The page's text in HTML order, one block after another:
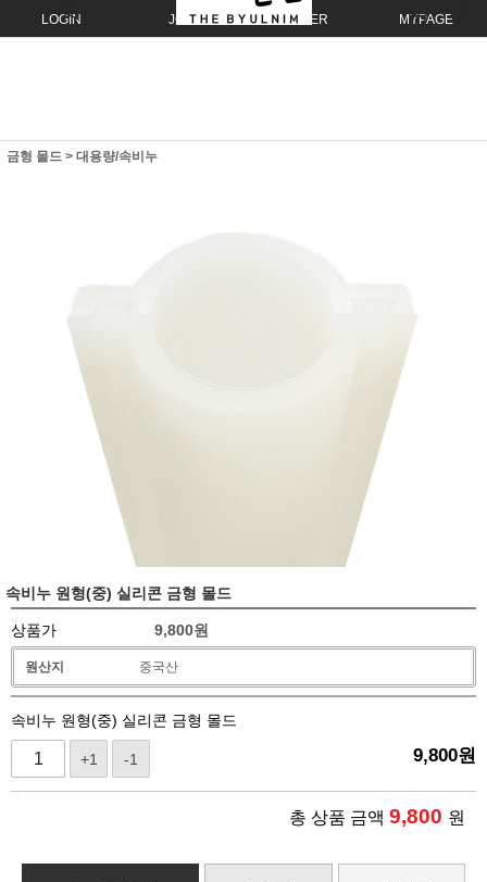
LOGIN JOIN ORDER MYPAGE
금형 몰드 > 대용량/속비누
속비누 원형(중) 실리콘 금형 몰드
상품가 9,800원
원산지 중국산
속비누 원형(중) 실리콘 금형 몰드
+1 -1 9,800원
총 상품 금액 9,800 원